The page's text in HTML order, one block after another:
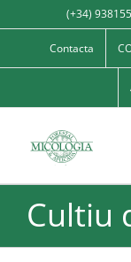
to
content
(+34)
Contacta
Cultiu